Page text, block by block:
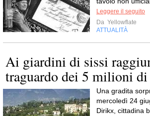
Leggere il seguito
Da Yellowflate
ATTUALITÀ
Ai giardini di sissi
traguardo dei 5 milioni
Una gradita
mercoledì 24
Dirikx, cittadina